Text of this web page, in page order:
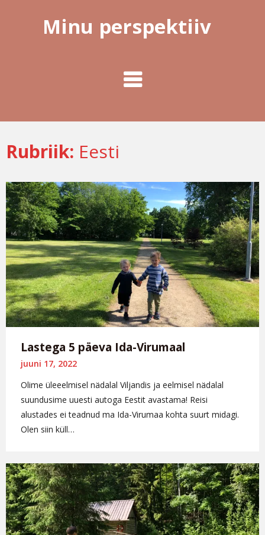
Minu perspektiiv
Rubriik: Eesti
Lastega 5 päeva Ida-Virumaal
juuni 17, 2022
Olime üleeelmisel nädalal Viljandis ja eelmisel nädalal
suundusime uuesti autoga Eestit avastama! Reisi
alustades ei teadnud ma Ida-Virumaa kohta suurt midagi.
Olen siin küll…